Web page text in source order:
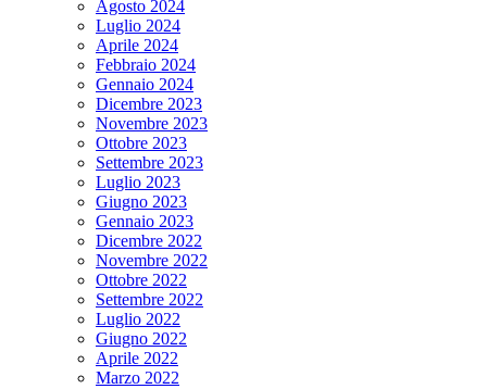
Agosto 2024
Luglio 2024
Aprile 2024
Febbraio 2024
Gennaio 2024
Dicembre 2023
Novembre 2023
Ottobre 2023
Settembre 2023
Luglio 2023
Giugno 2023
Gennaio 2023
Dicembre 2022
Novembre 2022
Ottobre 2022
Settembre 2022
Luglio 2022
Giugno 2022
Aprile 2022
Marzo 2022